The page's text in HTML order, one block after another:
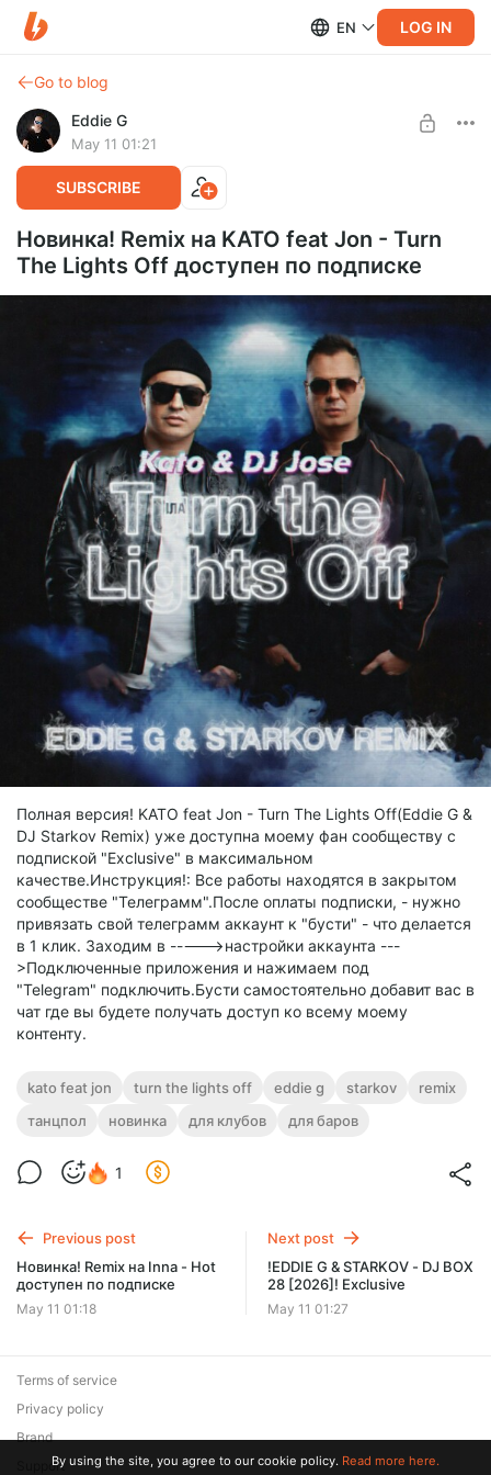
EN LOG IN
Go to blog
Eddie G
May 11 01:21
SUBSCRIBE
Новинка! Remix на KATO feat Jon - Turn
The Lights Off доступен по подписке
Полная версия! KATO feat Jon - Turn The Lights Off(Eddie G &
DJ Starkov Remix) уже доступна моему фан сообществу с
подпиской "Exclusive" в максимальном
качестве.Инструкция!: Все работы находятся в закрытом
сообществе "Телеграмм".После оплаты подписки, - нужно
привязать свой телеграмм аккаунт к "бусти" - что делается
в 1 клик. Заходим в ----->настройки аккаунта ---
>Подключенные приложения и нажимаем под
"Telegram" подключить.Бусти самостоятельно добавит вас в
чат где вы будете получать доступ ко всему моему
контенту.
kato feat jon turn the lights off eddie g starkov
remix
танцпол
новинка для клубов для баров
1
Previous post
Новинка! Remix на Inna - Hot
доступен по подписке
May 11 01:18
Next post
!EDDIE G & STARKOV - DJ BOX
28 [2026]! Exclusive
May 11 01:27
Terms of service
Privacy policy
Brand
SupportBy using the site, you agree to our cookie policy. Read more here.